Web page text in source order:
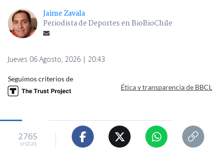
Jaime Zavala
Periodista de Deportes en BioBioChile
Jueves 06 Agosto, 2026 | 20:43
Seguimos criterios de
Ética y transparencia de BBCL
2765
visitas